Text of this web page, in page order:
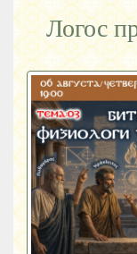
Логос